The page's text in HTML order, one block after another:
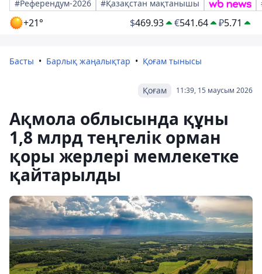
#Референдум-2026
#Қазақстан мақтанышы
+21° $469.93 €541.64 ₽5.71
Басты Барлық жаңалықтар Қоғам тынысы
11:39, 15 маусым 2026
Қоғам
Ақмола облысында құны
1,8 млрд теңгелік орман
қоры жерлері мемлекетке
қайтарылды